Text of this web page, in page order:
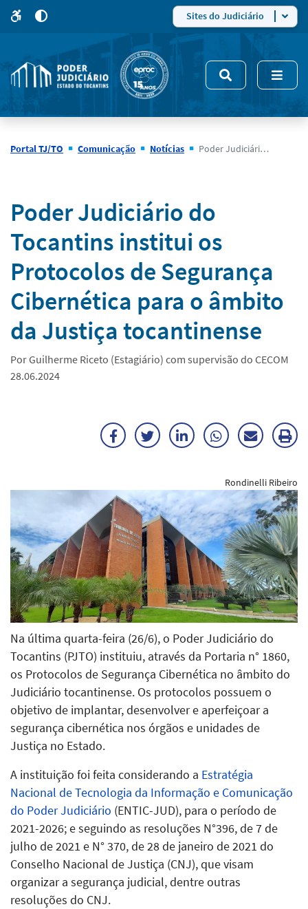
site
5
modo
de
alto
Sites do Judiciário
Portal TJ/TO Comunicação Notícias Poder Judiciário do Tocantins institui os Protocolos de Segurança Cibernética para o âmbito da Justiça tocantinense
Notícias
Poder Judiciário do
Tocantins institui os
Protocolos de Segurança
Cibernética para o âmbito
da Justiça tocantinense
Por Guilherme Riceto (Estagiário) com supervisão do CECOM
28.06.2024
FacebookTwitterLinkedInWhatsApp
Enviar
E-
mail
Rondinelli Ribeiro
Na última quarta-feira (26/6), o Poder Judiciário do
Tocantins (PJTO) instituiu, através da Portaria n° 1860,
os Protocolos de Segurança Cibernética no âmbito do
Judiciário tocantinense. Os protocolos possuem o
objetivo de implantar, desenvolver e aperfeiçoar a
segurança cibernética nos órgãos e unidades de
Justiça no Estado.
A instituição foi feita considerando a Estratégia
Nacional de Tecnologia da Informação e Comunicação
do Poder Judiciário (ENTIC-JUD), para o período de
2021-2026; e seguindo as resoluções N°396, de 7 de
julho de 2021 e N° 370, de 28 de janeiro de 2021 do
Conselho Nacional de Justiça (CNJ), que visam
organizar a segurança judicial, dentre outras
resoluções do CNJ.